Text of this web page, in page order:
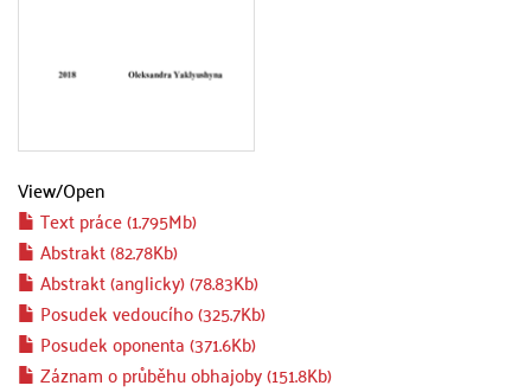
View/Open
Text práce (1.795Mb)
Abstrakt (82.78Kb)
Abstrakt (anglicky) (78.83Kb)
Posudek vedoucího (325.7Kb)
Posudek oponenta (371.6Kb)
Záznam o průběhu obhajoby (151.8Kb)